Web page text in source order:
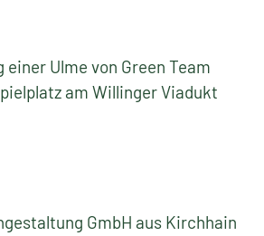
einer Ulme von Green Team
am Willinger Viadukt
GmbH aus Kirchhain